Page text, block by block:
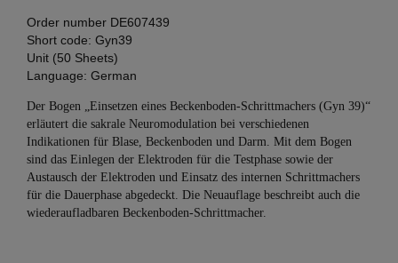
Order number DE607439
Short code: Gyn39
Unit (50 Sheets)
Language: German
Der Bogen „Einsetzen eines Beckenboden-Schrittmachers (Gyn 39)“
erläutert die sakrale Neuromodulation bei verschiedenen
Indikationen für Blase, Beckenboden und Darm. Mit dem Bogen
sind das Einlegen der Elektroden für die Testphase sowie der
Austausch der Elektroden und Einsatz des internen Schrittmachers
für die Dauerphase abgedeckt. Die Neuauflage beschreibt auch die
wiederaufladbaren Beckenboden-Schrittmacher.